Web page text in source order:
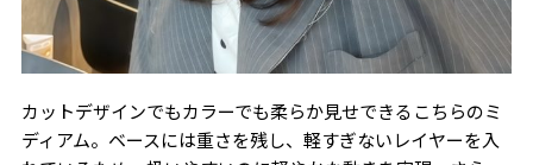
カットデザインでもカラーでも柔らか見せできるこちらのミ
ディアム。ベースには重さを残し、軽すぎないレイヤーを入